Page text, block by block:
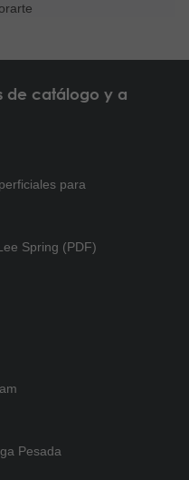
de catálogo y a
para
Spring (PDF)
Pesada